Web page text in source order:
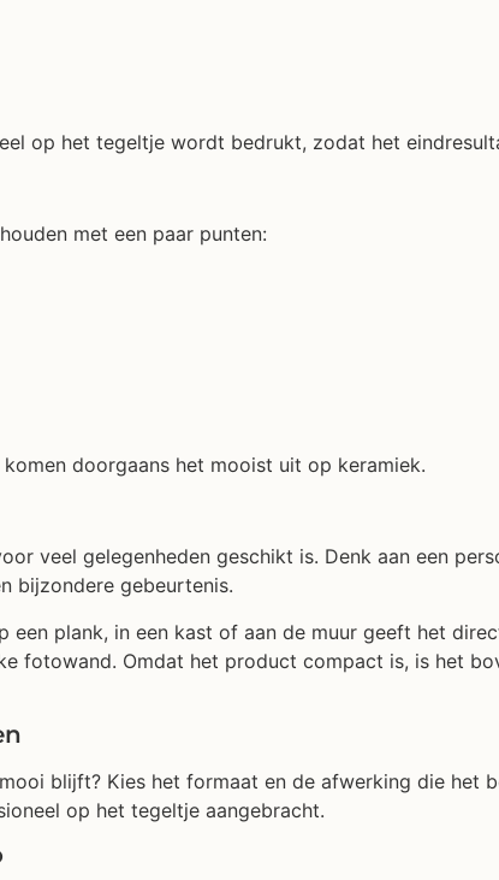
op het tegeltje wordt bedrukt, zodat het
met een paar punten:
doorgaans het mooist uit op keramiek.
veel gelegenheden geschikt is. Denk aan een
bijzondere gebeurtenis.
plank, in een kast of aan de muur geeft het
fotowand. Omdat het product compact is, is het
blijft? Kies het formaat en de afwerking die het
op het tegeltje aangebracht.